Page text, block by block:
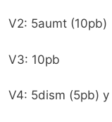
V2: 5aumt (10pb)
V3: 10pb
V4: 5dism (5pb) y